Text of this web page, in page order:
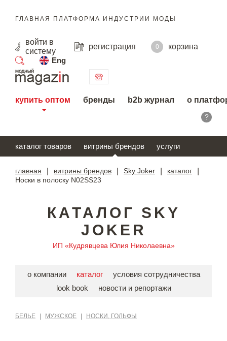
ГЛАВНАЯ ПЛАТФОРМА ИНДУСТРИИ МОДЫ
войти в
систему
регистрация 0
корзина
Eng
поиск
купить оптом бренды b2b журнал о
?
каталог товаров витрины брендов услуги
главная витрины брендов Sky Joker каталог
Носки в полоску N02SS23
КАТАЛОГ SKY
JOKER
ИП «Кудрявцева Юлия Николаевна»
о компании каталог
условия сотрудничества
look book
новости и репортажи
БЕЛЬЕ МУЖСКОЕ НОСКИ, ГОЛЬФЫ